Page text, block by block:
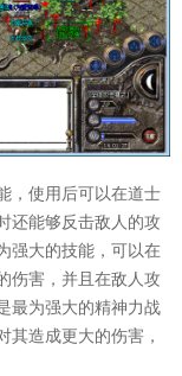
，使用后可以在道士
还能够反击敌人的攻
强大的技能，可以在
伤害，并且在敌人攻
最为强大的精神力战
其造成更大的伤害，